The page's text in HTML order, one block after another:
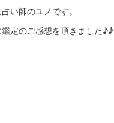
い師のユノです。
定のご感想を頂きました♪♪